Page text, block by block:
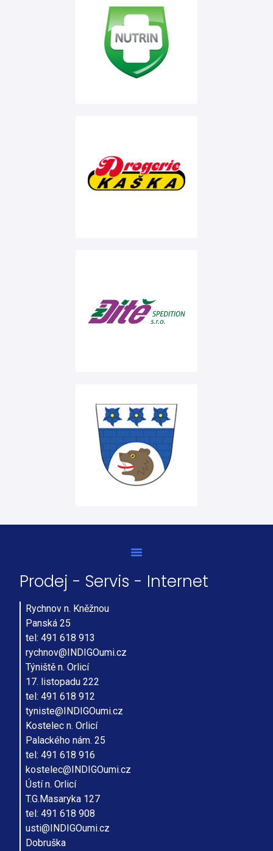
Prodej - Servis - Internet
Rychnov n. Kněžnou
Panská 25
tel: 491 618 913
rychnov@INDIGOumi.cz
Týniště n. Orlicí
17. listopadu 222
tel: 491 618 912
tyniste@INDIGOumi.cz
Kostelec n. Orlicí
Palackého nám. 25
tel: 491 618 916
kostelec@INDIGOumi.cz
Ústí n. Orlicí
T.G.Masaryka 127
tel: 491 618 908
usti@INDIGOumi.cz
Dobruška